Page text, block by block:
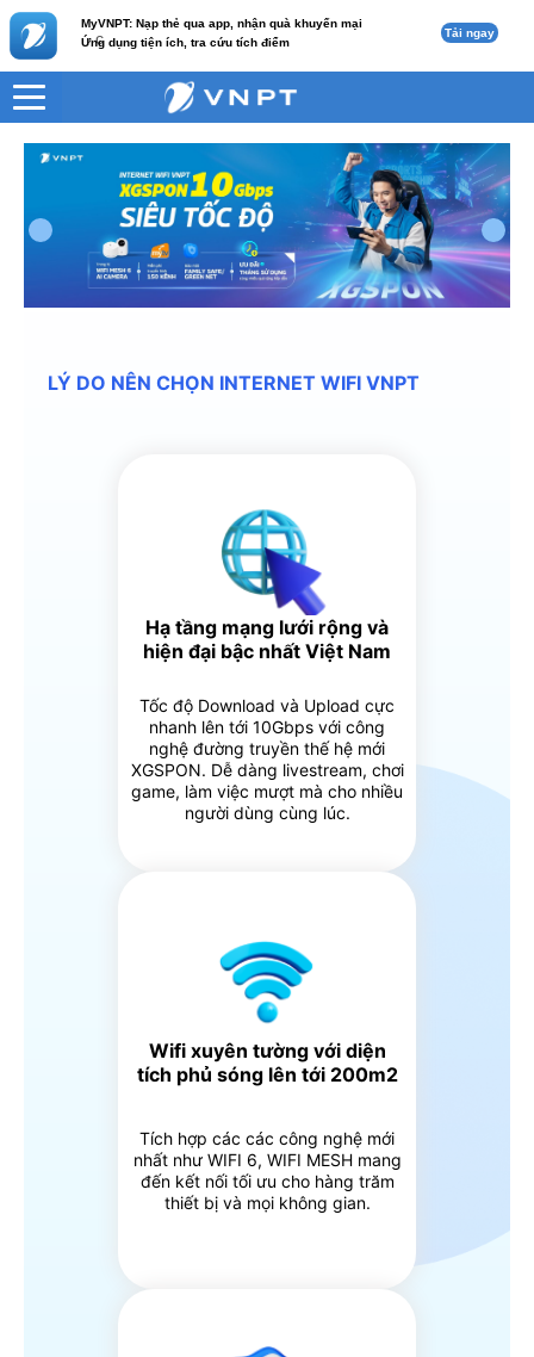
MyVNPT: Nạp thẻ qua app, nhận quà khuyến mại
Ứng dụng tiện ích, tra cứu tích điểm
c Tải ngay
LÝ DO NÊN CHỌN INTERNET WIFI VNPT
Hạ tầng mạng lưới rộng và
hiện đại bậc nhất Việt Nam
Tốc độ Download và Upload cực
nhanh lên tới 10Gbps với công
nghệ đường truyền thế hệ mới
XGSPON. Dễ dàng livestream, chơi
game, làm việc mượt mà cho nhiều
người dùng cùng lúc.
Wifi xuyên tường với diện
tích phủ sóng lên tới 200m2
Tích hợp các các công nghệ mới
nhất như WIFI 6, WIFI MESH mang
đến kết nối tối ưu cho hàng trăm
thiết bị và mọi không gian.